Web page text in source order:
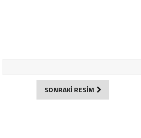
SONRAKİ RESİM